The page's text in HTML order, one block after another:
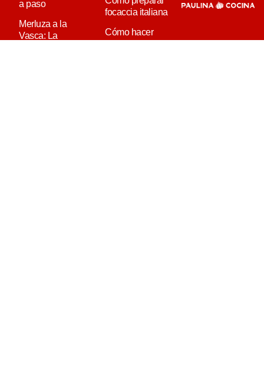
a paso
Merluza a la
Vasca: La
focaccia italiana
Cómo hacer